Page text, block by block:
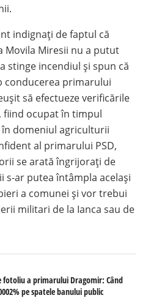
indignați de faptul că
Movila Miresii nu a putut
stinge incendiul și spun că
conducerea primarului
să efectueze verificările
fiind ocupat în timpul
domeniul agriculturii
al primarului PSD,
se arată îngrijorați de
s-ar putea întâmpla același
a comunei și vor trebui
militari de la Ianca sau de
fotoliu a primarului Dragomir: Când
pe spatele banului public